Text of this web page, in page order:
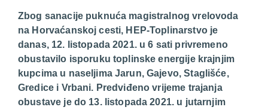
Zbog sanacije puknuća magistralnog vrelovoda
na Horvaćanskoj cesti, HEP-Toplinarstvo je
danas, 12. listopada 2021. u 6 sati privremeno
obustavilo isporuku toplinske energije krajnjim
kupcima u naseljima Jarun, Gajevo, Staglišće,
Gredice i Vrbani. Predviđeno vrijeme trajanja
obustave je do 13. listopada 2021. u jutarnjim